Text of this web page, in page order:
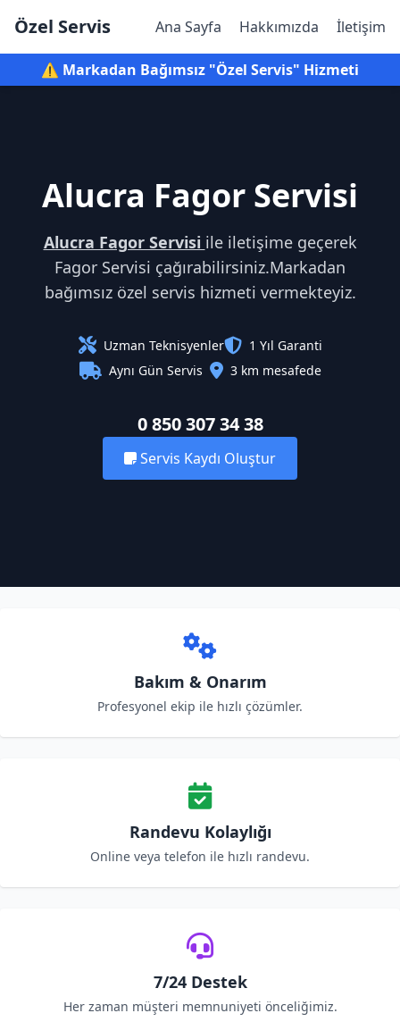
Özel Servis Ana Sayfa Hakkımızda İletişim
⚠️ Markadan Bağımsız "Özel Servis" Hizmeti
Alucra Fagor Servisi
Alucra Fagor Servisi ile iletişime geçerek
Fagor Servisi çağırabilirsiniz.Markadan
bağımsız özel servis hizmeti vermekteyiz.
Uzman Teknisyenler
1 Yıl Garanti
Aynı Gün Servis
3 km mesafede
0 850 307 34 38
Servis Kaydı Oluştur
Bakım & Onarım
Profesyonel ekip ile hızlı çözümler.
Randevu Kolaylığı
Online veya telefon ile hızlı randevu.
7/24 Destek
Her zaman müşteri memnuniyeti önceliğimiz.